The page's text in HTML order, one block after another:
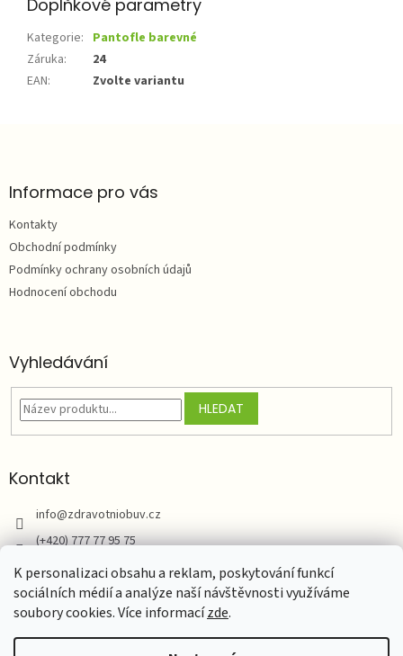
K personalizaci obsahu a reklam, poskytování funkcí
sociálních médií a analýze naší návštěvnosti využíváme
soubory cookies. Více informacízde.
Doplňkové parametry
Kategorie: Pantofle barevné
Záruka:
24
EAN: Zvolte variantu
aInformace pro vás
Kontakty
Obchodní podmínky
Podmínky ochrany osobních údajů
Hodnocení obchodu
Vyhledávání
HLEDAT
Kontakt
info@zdravotniobuv.cz
(+420) 777 77 95 75
Zdravotní obuv